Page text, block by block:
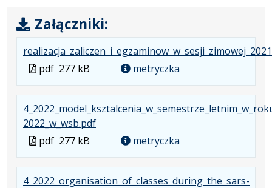
Załączniki:
Plik
pdf 277 kB metryczka
2022_w_wsb.pdf.
pdf
.
Rozmiar
kB
.
Otwiera
nowej
Plik
pdf 277 kB metryczka
4_2022_organisation_of_classes_during_the_sars-